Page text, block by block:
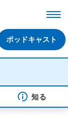
ポッドキャスト
知る